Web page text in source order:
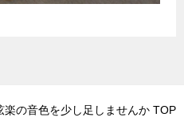
の音色を少し足しませんか TOP